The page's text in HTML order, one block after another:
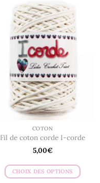
COTON
Fil de coton corde I-corde
5,00€
CHOIX DES OPTIONS